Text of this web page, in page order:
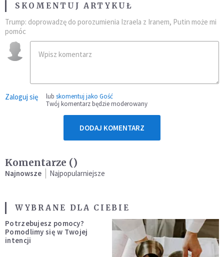
SKOMENTUJ ARTYKUŁ
Trump: doprowadzę do porozumienia Izraela z Iranem, Putin może mi
pomóc
Zaloguj się lub skomentuj jako Gość
Twój komentarz będzie moderowany
DODAJ KOMENTARZ
Komentarze ()
Najnowsze Najpopularniejsze
WYBRANE DLA CIEBIE
Potrzebujesz pomocy?
Pomodlimy się w Twojej
intencji